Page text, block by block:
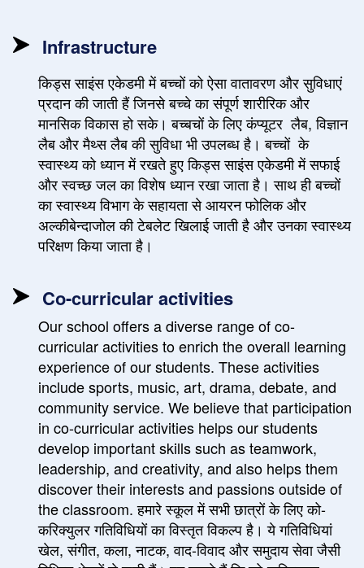
Infrastructure
किड्स साइंस एकेडमी में बच्चों को ऐसा वातावरण और सुविधाएं
प्रदान की जाती हैं जिनसे बच्चे का संपूर्ण शारीरिक और
मानसिक विकास हो सके। बच्बचों के लिए कंप्यूटर लैब, विज्ञान
लैब और मैथ्स लैब की सुविधा भी उपलब्ध है। बच्चों के
स्वास्थ्य को ध्यान में रखते हुए किड्स साइंस एकेडमी में सफाई
और स्वच्छ जल का विशेष ध्यान रखा जाता है। साथ ही बच्चों
का स्वास्थ्य विभाग के सहायता से आयरन फोलिक और
अल्कीबेन्दाजोल की टेबलेट खिलाई जाती है और उनका स्वास्थ्य
परिक्षण किया जाता है।
Co-curricular activities
Our school offers a diverse range of co-
curricular activities to enrich the overall learning
experience of our students. These activities
include sports, music, art, drama, debate, and
community service. We believe that participation
in co-curricular activities helps our students
develop important skills such as teamwork,
leadership, and creativity, and also helps them
discover their interests and passions outside of
the classroom. हमारे स्कूल में सभी छात्रों के लिए को-
करिक्युलर गतिविधियों का विस्तृत विकल्प है। ये गतिविधियां
खेल, संगीत, कला, नाटक, वाद-विवाद और समुदाय सेवा जैसी